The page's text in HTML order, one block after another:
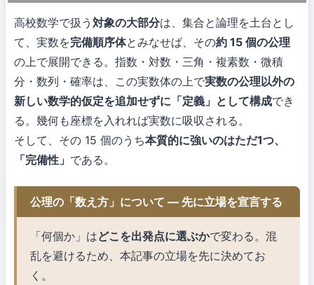
高校数学で扱う 対象の大部分は、集合と論理を土台とし
て、実数を完備順序体とみなせば、その約 15 個の公理
の上で展開できる。指数・対数・三角・複素数・微積
分・数列・確率は、この実数体の上で実数の公理以外の
新しい数学的仮定を追加せずに「定義」として構成でき
る。幾何も座標を入れれば実数に吸収される。
そして、その 15 個のうち本質的に強いのはただ1つ、
「完備性」 である。
公理の「数え方」について — 先に立場を宣言する
「何個か」はどこを出発点に選ぶかで変わる。混
乱を避けるため、本記事の立場を先に決めてお
く。